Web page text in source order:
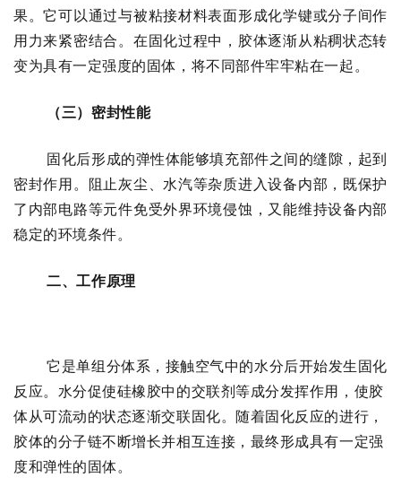
果。它可以通过与被粘接材料表面形成化学键或分子间作
用力来紧密结合。在固化过程中，胶体逐渐从粘稠状态转
变为具有一定强度的固体，将不同部件牢牢粘在一起。
（三）密封性能
固化后形成的弹性体能够填充部件之间的缝隙，起到
密封作用。阻止灰尘、水汽等杂质进入设备内部，既保护
了内部电路等元件免受外界环境侵蚀，又能维持设备内部
稳定的环境条件。
二、工作原理
它是单组分体系，接触空气中的水分后开始发生固化
反应。水分促使硅橡胶中的交联剂等成分发挥作用，使胶
体从可流动的状态逐渐交联固化。随着固化反应的进行，
胶体的分子链不断增长并相互连接，最终形成具有一定强
度和弹性的固体。